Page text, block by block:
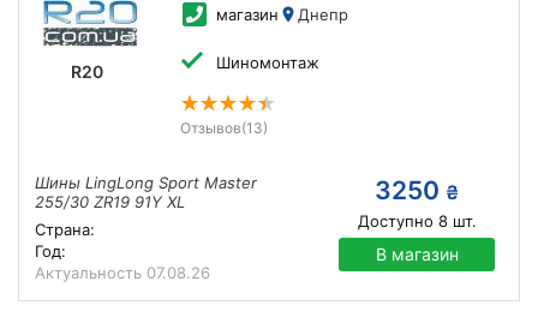
R20
магазин Днепр
Шиномонтаж
Отзывов(13)
Шины LingLong Sport Master
255/30 ZR19 91Y XL
Страна:
Год:
Актуальность 07.08.26
3250 ₴
Доступно 8шт.
В магазин